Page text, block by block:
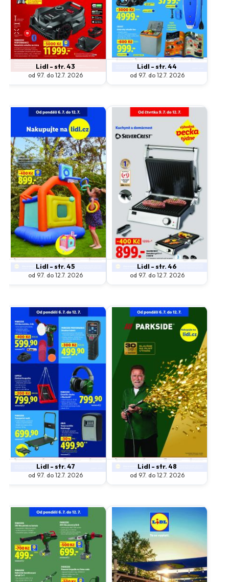
Lidl - str. 43
od 9.7. do 12.7. 2026
Lidl - str. 44
od 9.7. do 12.7. 2026
Lidl - str. 45
od 9.7. do 12.7. 2026
Lidl - str. 46
od 9.7. do 12.7. 2026
Lidl - str. 47
od 9.7. do 12.7. 2026
Lidl - str. 48
od 9.7. do 12.7. 2026